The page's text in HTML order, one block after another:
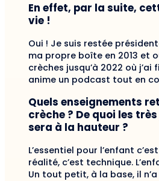
En effet, par la suite,
vie !
Oui ! Je suis restée
ma propre boîte en 2013 et
crèches jusqu’à 2022 où
anime un podcast tout en
Quels enseignements
crèche ? De quoi les
sera à la hauteur ?
L’essentiel pour l’enfant
réalité, c’est technique.
Un tout petit, à la base, il